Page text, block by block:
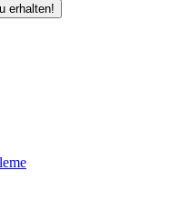
erhalten!